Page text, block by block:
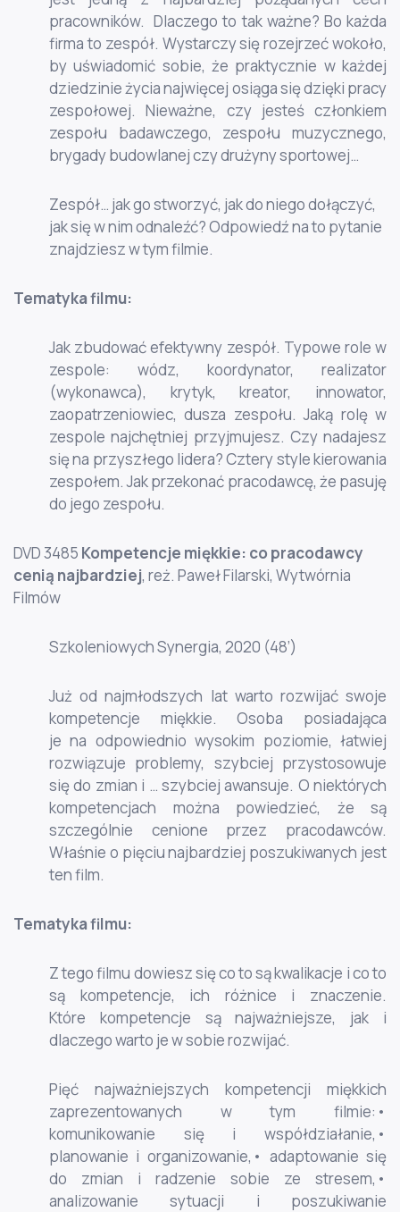
pracowników. Dlaczego to tak ważne? Bo każda
firma to zespół. Wystarczy się rozejrzeć wokoło,
by uświadomić sobie, że praktycznie w każdej
dziedzinie życia najwięcej osiąga się dzięki pracy
zespołowej. Nieważne, czy jesteś członkiem
zespołu badawczego, zespołu muzycznego,
brygady budowlanej czy drużyny sportowej…
Zespół… jak go stworzyć, jak do niego dołączyć,
jak się w nim odnaleźć? Odpowiedź na to pytanie
znajdziesz w tym filmie.
Tematyka filmu:
Jak zbudować efektywny zespół. Typowe role w
zespole: wódz, koordynator, realizator
(wykonawca), krytyk, kreator, innowator,
zaopatrzeniowiec, dusza zespołu. Jaką rolę w
zespole najchętniej przyjmujesz. Czy nadajesz
się na przyszłego lidera? Cztery style kierowania
zespołem. Jak przekonać pracodawcę, że pasuję
do jego zespołu.
DVD 3485 Kompetencje miękkie: co pracodawcy
cenią najbardziej, reż. Paweł Filarski, Wytwórnia
Filmów
Szkoleniowych Synergia, 2020 (48’)
Już od najmłodszych lat warto rozwijać swoje
kompetencje miękkie. Osoba posiadająca
je na odpowiednio wysokim poziomie, łatwiej
rozwiązuje problemy, szybciej przystosowuje
się do zmian i … szybciej awansuje. O niektórych
kompetencjach można powiedzieć, że są
szczególnie cenione przez pracodawców.
Właśnie o pięciu najbardziej poszukiwanych jest
ten film.
Tematyka filmu:
Z tego filmu dowiesz się co to są kwalikacje i co to
są kompetencje, ich różnice i znaczenie.
Które kompetencje są najważniejsze, jak i
dlaczego warto je w sobie rozwijać.
Pięć najważniejszych kompetencji miękkich
zaprezentowanych w tym filmie:•
komunikowanie się i współdziałanie,•
planowanie i organizowanie,• adaptowanie się
do zmian i radzenie sobie ze stresem,•
analizowanie sytuacji i poszukiwanie